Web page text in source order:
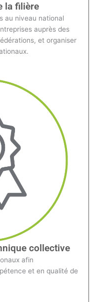
la filière
au niveau national
auprès des
et organiser
collective
afin
et en qualité de